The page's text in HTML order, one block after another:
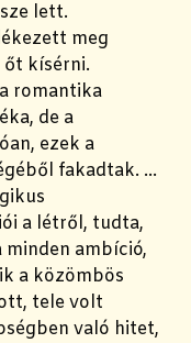
lett.
meg
őt kísérni.
romantika
de a
ezek a
fakadtak. …
a létről, tudta,
minden ambíció,
a közömbös
tele volt
való hitet,